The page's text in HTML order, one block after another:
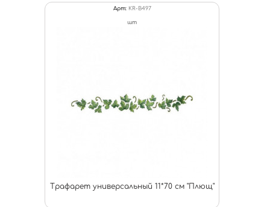
Арт: KR-B497
шт
Трафарет универсальный 11*70 см "Плющ"